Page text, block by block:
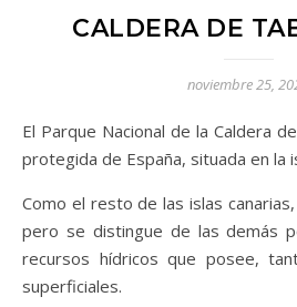
CALDERA DE
noviembre 25,
El Parque Nacional de la Caldera de Taburiente es un área
protegida de España, situada en la
Como el resto de las islas
pero se distingue de las demás
recursos hídricos que posee,
superficiales.